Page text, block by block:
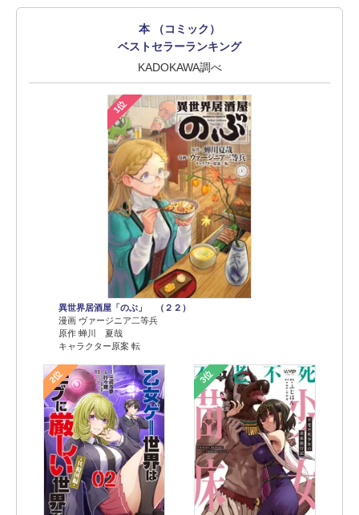
本 （コミック）
ベストセラーランキング
KADOKAWA調べ
1位
異世界居酒屋「のぶ」 （２２）
漫画 ヴァージニア二等兵
原作 蝉川 夏哉
キャラクター原案 転
2位 3位